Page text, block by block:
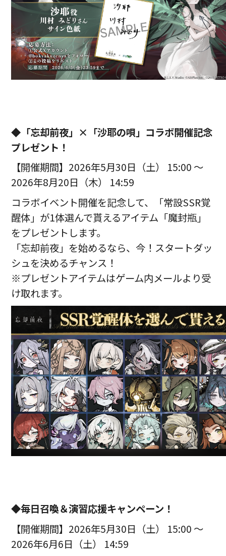
◆「忘却前夜」×「沙耶の唄」コラボ開催記念
プレゼント！
【開催期間】2026年5月30日（土） 15:00 ～
2026年8月20日（木） 14:59
コラボイベント開催を記念して、「常設SSR覚
醒体」が1体選んで貰えるアイテム「魔封瓶」
をプレゼントします。
「忘却前夜」を始めるなら、今！スタートダッ
シュを決めるチャンス！
※プレゼントアイテムはゲーム内メールより受
け取れます。
◆毎日召喚＆演習応援キャンペーン！
【開催期間】2026年5月30日（土） 15:00 ～
2026年6月6日（土） 14:59